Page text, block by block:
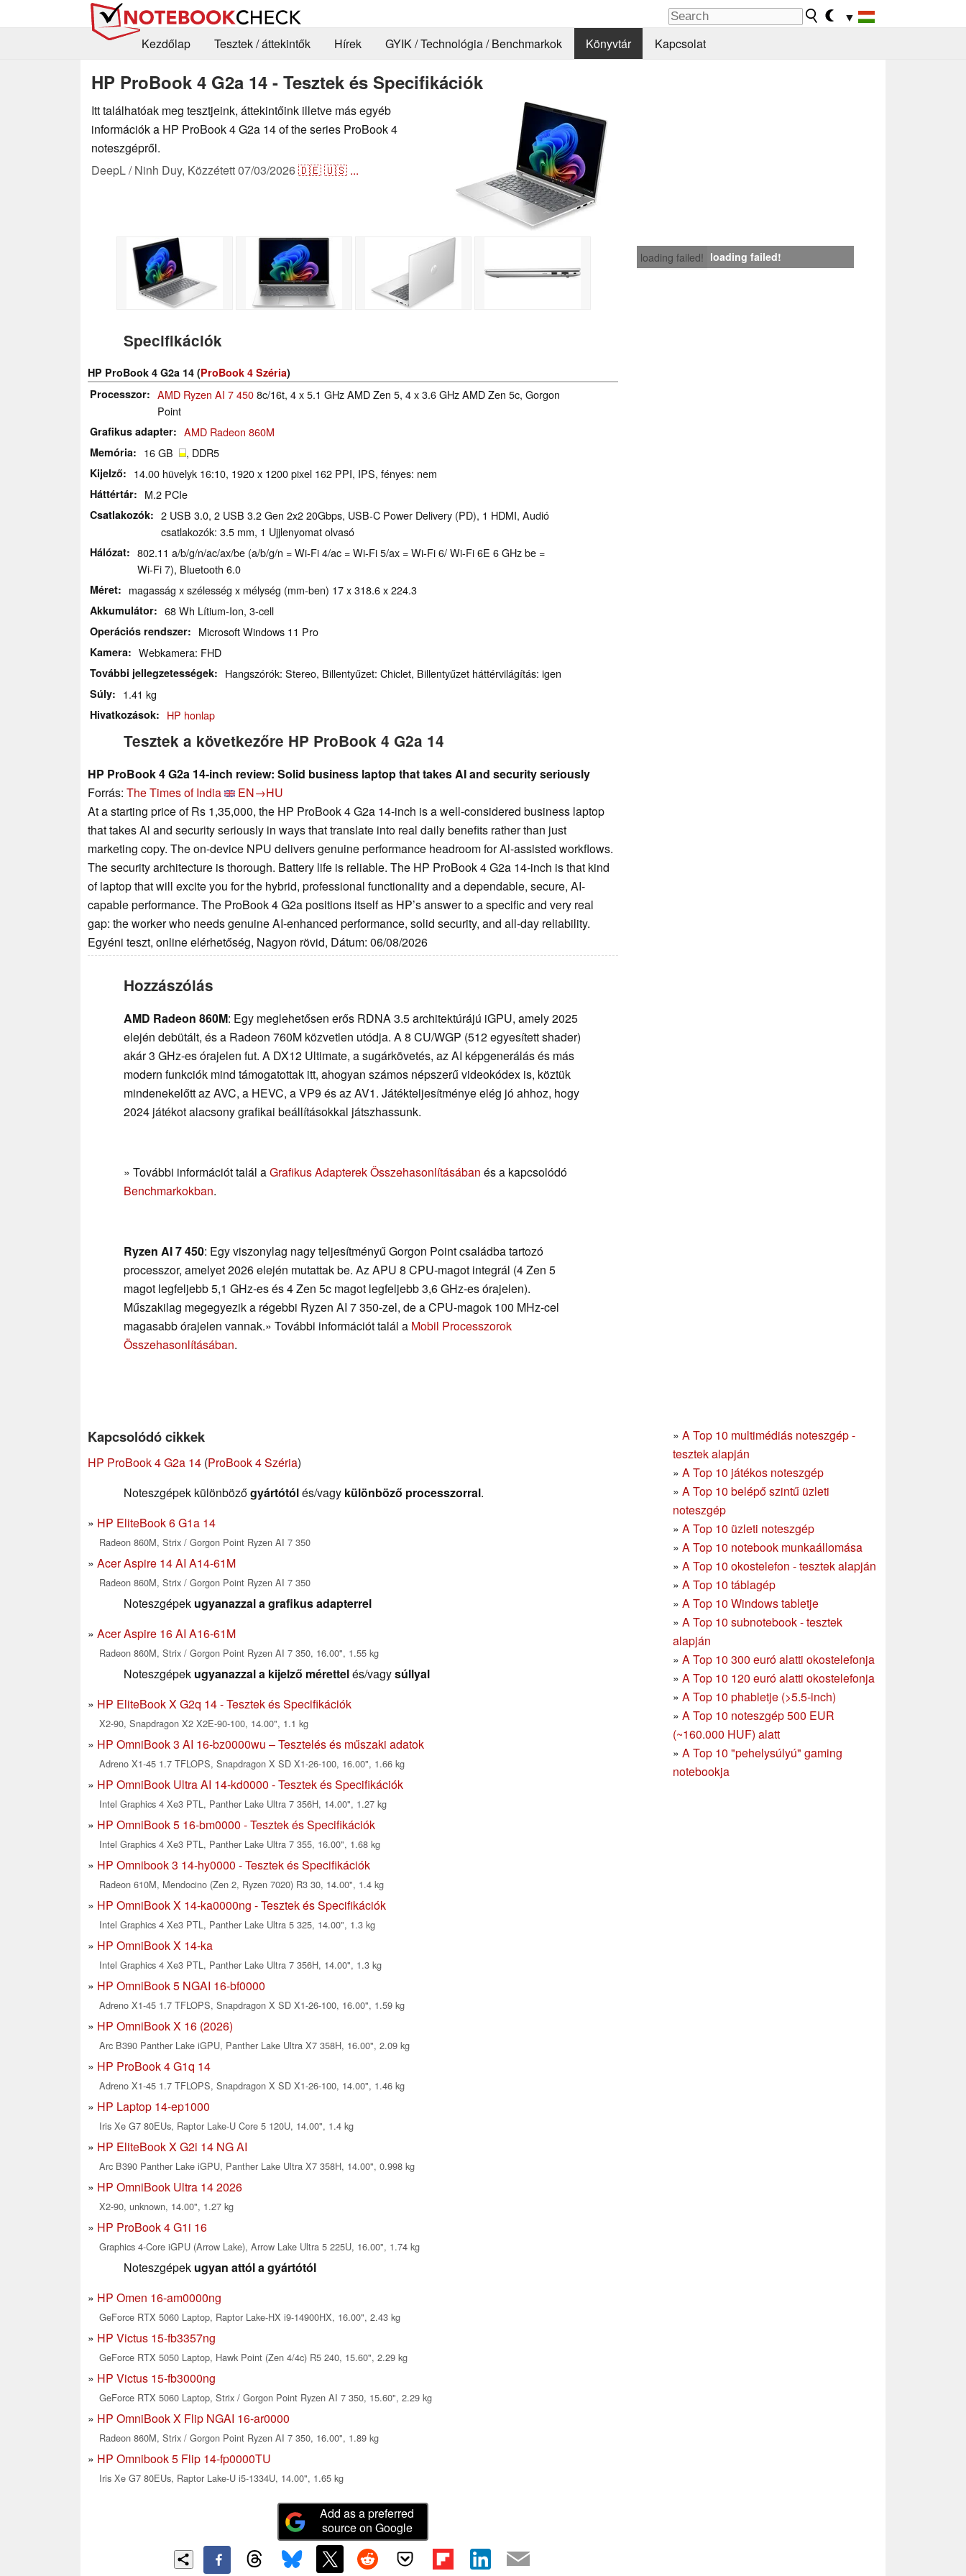
▼
Kezdőlap
Tesztek / áttekintők Hírek GYIK / Technológia / Benchmarkok Könyvtár Kapcsolat
HP ProBook 4 G2a 14 - Tesztek és Specifikációk
Itt találhatóak meg tesztjeink, áttekintőink illetve más egyéb
információk a HP ProBook 4 G2a 14 of the series ProBook 4
noteszgépről.
DeepL / Ninh Duy, Közzétett07/03/2026🇩🇪🇺🇸 ...
loading failed! loading failed!
Specifikációk
HP ProBook 4 G2a 14 (ProBook 4 Széria)
Processzor
AMD Ryzen AI 7 4508c/16t, 4 x 5.1 GHz AMD Zen 5, 4 x 3.6 GHz AMD Zen 5c, Gorgon
Point
Grafikus adapter AMD Radeon 860M
Memória 16 GB , DDR5
Kijelző 14.00 hüvelyk 16:10, 1920 x 1200 pixel 162 PPI, IPS, fényes: nem
Háttértár M.2 PCIe
Csatlakozók
2 USB 3.0, 2 USB 3.2 Gen 2x2 20Gbps, USB-C Power Delivery (PD), 1 HDMI, Audió
csatlakozók: 3.5 mm, 1 Ujjlenyomat olvasó
Hálózat
802.11 a/​b/​g/​n/​ac/​ax/​be (a/b/g/n = Wi-Fi 4/ac = Wi-Fi 5/ax = Wi-Fi 6/ Wi-Fi 6E 6 GHz be =
Wi-Fi 7), Bluetooth 6.0
Méret magasság x szélesség x mélység (mm-ben) 17 x 318.6 x 224.3
Akkumulátor 68 Wh Lítium-Ion, 3-cell
Operációs rendszer Microsoft Windows 11 Pro
Kamera Webkamera: FHD
További jellegzetességek Hangszórók: Stereo, Billentyűzet: Chiclet, Billentyűzet háttérvilágítás: igen
Súly 1.41 kg
Hivatkozások HP honlap
Tesztek a következőre HP ProBook 4 G2a 14
HP ProBook 4 G2a 14-inch review: Solid business laptop that takes AI and security seriously
Forrás: The Times of India
EN→HU
At a starting price of Rs 1,35,000, the HP ProBook 4 G2a 14-inch is a well-considered business laptop
that takes Al and security seriously in ways that translate into real daily benefits rather than just
marketing copy. The on-device NPU delivers genuine performance headroom for Al-assisted workflows.
The security architecture is thorough. Battery life is reliable. The HP ProBook 4 G2a 14-inch is that kind
of laptop that will excite you for the hybrid, professional functionality and a dependable, secure, AI-
capable performance. The ProBook 4 G2a positions itself as HP’s answer to a specific and very real
gap: the worker who needs genuine AI-enhanced performance, solid security, and all-day reliability.
Egyéni teszt, online elérhetőség, Nagyon rövid, Dátum: 06/08/2026
Hozzászólás
AMD Radeon 860M: Egy meglehetősen erős RDNA 3.5 architektúrájú iGPU, amely 2025
elején debütált, és a Radeon 760M közvetlen utódja. A 8 CU/WGP (512 egyesített shader)
akár 3 GHz-es órajelen fut. A DX12 Ultimate, a sugárkövetés, az AI képgenerálás és más
modern funkciók mind támogatottak itt, ahogyan számos népszerű videokódex is, köztük
mindenekelőtt az AVC, a HEVC, a VP9 és az AV1. Játékteljesítménye elég jó ahhoz, hogy
2024 játékot alacsony grafikai beállításokkal játszhassunk.
» További információt talál aGrafikus Adapterek Összehasonlításában és a kapcsolódó
Benchmarkokban.
Ryzen AI 7 450: Egy viszonylag nagy teljesítményű Gorgon Point családba tartozó
processzor, amelyet 2026 elején mutattak be. Az APU 8 CPU-magot integrál (4 Zen 5
magot legfeljebb 5,1 GHz-es és 4 Zen 5c magot legfeljebb 3,6 GHz-es órajelen).
Műszakilag megegyezik a régebbi Ryzen AI 7 350-zel, de a CPU-magok 100 MHz-cel
magasabb órajelen vannak.» További információt talál a Mobil Processzorok
Összehasonlításában.
» A Top 10 multimédiás noteszgép -
tesztek alapján
» A Top 10 játékos noteszgép
» A Top 10 belépő szintű üzleti
noteszgép
» A Top 10 üzleti noteszgép
» A Top 10 notebook munkaállomása
» A Top 10 okostelefon - tesztek alapján
» A Top 10 táblagép
» A Top 10 Windows tabletje
» A Top 10 subnotebook - tesztek
alapján
» A Top 10 300 euró alatti okostelefonja
» A Top 10 120 euró alatti okostelefonja
» A Top 10 phabletje (>5.5-inch)
» A Top 10 noteszgép 500 EUR
(~160.000 HUF) alatt
» A Top 10 "pehelysúlyú" gaming
notebookja
Kapcsolódó cikkek
HP ProBook 4 G2a 14 (ProBook 4 Széria)
Noteszgépek különbözőgyártótólés/vagy különböző processzorral.
HP EliteBook 6 G1a 14
Radeon 860M, Strix / Gorgon Point Ryzen AI 7 350
Acer Aspire 14 AI A14-61M
Radeon 860M, Strix / Gorgon Point Ryzen AI 7 350
Noteszgépek ugyanazzal a grafikus adapterrel
Acer Aspire 16 AI A16-61M
Radeon 860M, Strix / Gorgon Point Ryzen AI 7 350, 16.00", 1.55 kg
Noteszgépek ugyanazzal a kijelző mérettelés/vagysúllyal
HP EliteBook X G2q 14 - Tesztek és Specifikációk
X2-90, Snapdragon X2 X2E-90-100, 14.00", 1.1 kg
HP OmniBook 3 AI 16-bz0000wu – Tesztelés és műszaki adatok
Adreno X1-45 1.7 TFLOPS, Snapdragon X SD X1-26-100, 16.00", 1.66 kg
HP OmniBook Ultra AI 14-kd0000 - Tesztek és Specifikációk
Intel Graphics 4 Xe3 PTL, Panther Lake Ultra 7 356H, 14.00", 1.27 kg
HP OmniBook 5 16-bm0000 - Tesztek és Specifikációk
Intel Graphics 4 Xe3 PTL, Panther Lake Ultra 7 355, 16.00", 1.68 kg
HP Omnibook 3 14-hy0000 - Tesztek és Specifikációk
Radeon 610M, Mendocino (Zen 2, Ryzen 7020) R3 30, 14.00", 1.4 kg
HP OmniBook X 14-ka0000ng - Tesztek és Specifikációk
Intel Graphics 4 Xe3 PTL, Panther Lake Ultra 5 325, 14.00", 1.3 kg
HP OmniBook X 14-ka
Intel Graphics 4 Xe3 PTL, Panther Lake Ultra 7 356H, 14.00", 1.3 kg
HP OmniBook 5 NGAI 16-bf0000
Adreno X1-45 1.7 TFLOPS, Snapdragon X SD X1-26-100, 16.00", 1.59 kg
HP OmniBook X 16 (2026)
Arc B390 Panther Lake iGPU, Panther Lake Ultra X7 358H, 16.00", 2.09 kg
HP ProBook 4 G1q 14
Adreno X1-45 1.7 TFLOPS, Snapdragon X SD X1-26-100, 14.00", 1.46 kg
HP Laptop 14-ep1000
Iris Xe G7 80EUs, Raptor Lake-U Core 5 120U, 14.00", 1.4 kg
HP EliteBook X G2i 14 NG AI
Arc B390 Panther Lake iGPU, Panther Lake Ultra X7 358H, 14.00", 0.998 kg
HP OmniBook Ultra 14 2026
X2-90, unknown, 14.00", 1.27 kg
HP ProBook 4 G1i 16
Graphics 4-Core iGPU (Arrow Lake), Arrow Lake Ultra 5 225U, 16.00", 1.74 kg
Noteszgépek ugyan attól a gyártótól
HP Omen 16-am0000ng
GeForce RTX 5060 Laptop, Raptor Lake-HX i9-14900HX, 16.00", 2.43 kg
HP Victus 15-fb3357ng
GeForce RTX 5050 Laptop, Hawk Point (Zen 4/4c) R5 240, 15.60", 2.29 kg
HP Victus 15-fb3000ng
GeForce RTX 5060 Laptop, Strix / Gorgon Point Ryzen AI 7 350, 15.60", 2.29 kg
HP OmniBook X Flip NGAI 16-ar0000
Radeon 860M, Strix / Gorgon Point Ryzen AI 7 350, 16.00", 1.89 kg
HP Omnibook 5 Flip 14-fp0000TU
Iris Xe G7 80EUs, Raptor Lake-U i5-1334U, 14.00", 1.65 kg
Add as a preferred
source on Google